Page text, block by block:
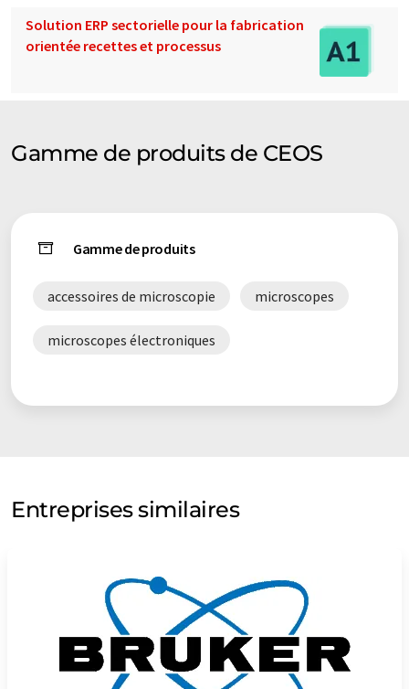
Solution ERP sectorielle pour la fabrication
orientée recettes et processus
Gamme de produits de CEOS
Gamme de produits
accessoires de microscopie microscopes
microscopes électroniques
Entreprises similaires